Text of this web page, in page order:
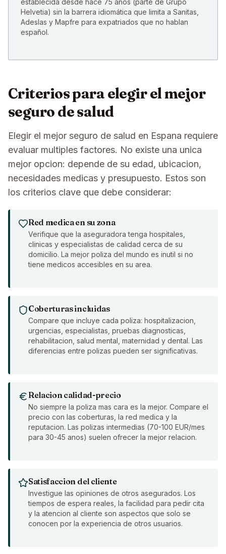
establecida desde hace 75 años (parte de Grupo
Helvetia) sin la barrera idiomática que limita a Sanitas,
Adeslas y Mapfre para expatriados que no hablan
español.
Criterios para elegir el mejor
seguro de salud
Elegir el mejor seguro de salud en Espana requiere
evaluar multiples factores. No existe una unica
mejor opcion: depende de su edad, ubicacion,
necesidades medicas y presupuesto. Estos son
los criterios clave que debe considerar:
Red medica en su zona
Verifique que la aseguradora tenga hospitales,
clinicas y especialistas de calidad cerca de su
domicilio. La mejor poliza del mundo es inutil si no
tiene medicos accesibles en su area.
Coberturas incluidas
Compare que incluye cada poliza: hospitalizacion,
urgencias, especialistas, pruebas diagnosticas,
rehabilitacion, salud mental, maternidad y dental. Las
diferencias entre polizas pueden ser significativas.
Relacion calidad-precio
No siempre la poliza mas cara es la mejor. Compare el
precio con las coberturas, la red medica y la
reputacion. Las polizas intermedias (70-100 EUR/mes
para 30-45 anos) suelen ofrecer la mejor relacion.
Satisfaccion del cliente
Investigue las opiniones de otros asegurados. Los
tiempos de espera reales, la facilidad para pedir cita
y la atencion al cliente son aspectos que solo se
conocen por la experiencia de otros usuarios.